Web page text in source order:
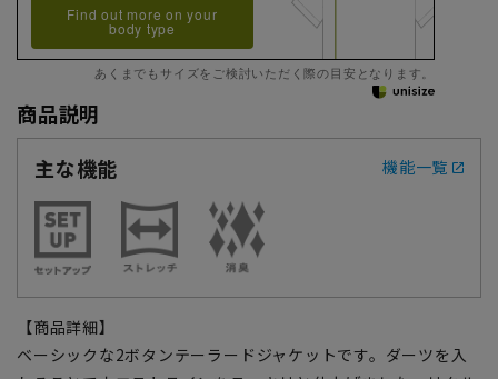
Find out more on your
body type
あくまでもサイズをご検討いただく際の目安となります。
商品説明
主な機能
機能一覧
【商品詳細】
ベーシックな2ボタンテーラードジャケットです。ダーツを入